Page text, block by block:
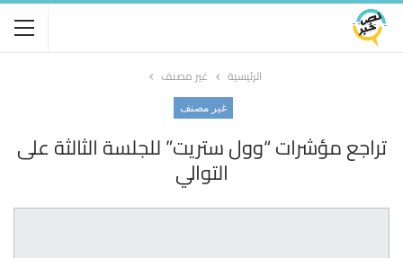
الرئيسية غير مصنف
غير مصنف
تراجع مؤشرات “وول ستريت” للجلسة الثالثة على
التوالي